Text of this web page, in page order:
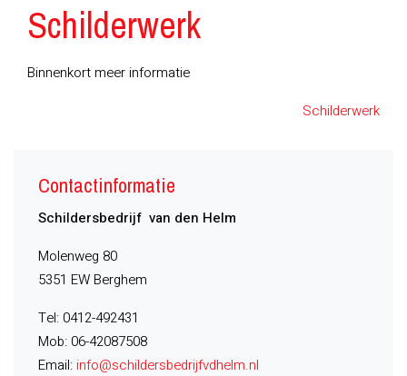
Schilderwerk
Binnenkort meer informatie
Schilderwerk
Contactinformatie
Schildersbedrijf van den Helm
Molenweg 80
5351 EW Berghem
Tel: 0412-492431
Mob: 06-42087508
Email: info@schildersbedrijfvdhelm.nl